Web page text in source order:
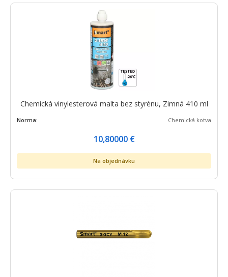
Chemická vinylesterová malta bez styrénu, Zimná 410 ml
Norma: Chemická kotva
10,80000 €
Na objednávku